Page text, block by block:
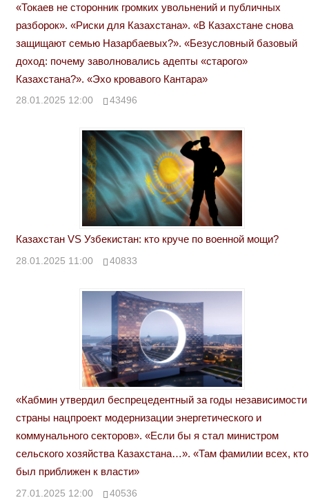
«Токаев не сторонник громких увольнений и публичных
разборок». «Риски для Казахстана». «В Казахстане снова
защищают семью Назарбаевых?». «Безусловный базовый
доход: почему заволновались адепты «старого»
Казахстана?». «Эхо кровавого Кантара»
28.01.2025 12:00 43496
Казахстан VS Узбекистан: кто круче по военной мощи?
28.01.2025 11:00 40833
«Кабмин утвердил беспрецедентный за годы независимости
страны нацпроект модернизации энергетического и
коммунального секторов». «Если бы я стал министром
сельского хозяйства Казахстана…». «Там фамилии всех, кто
был приближен к власти»
27.01.2025 12:00 40536